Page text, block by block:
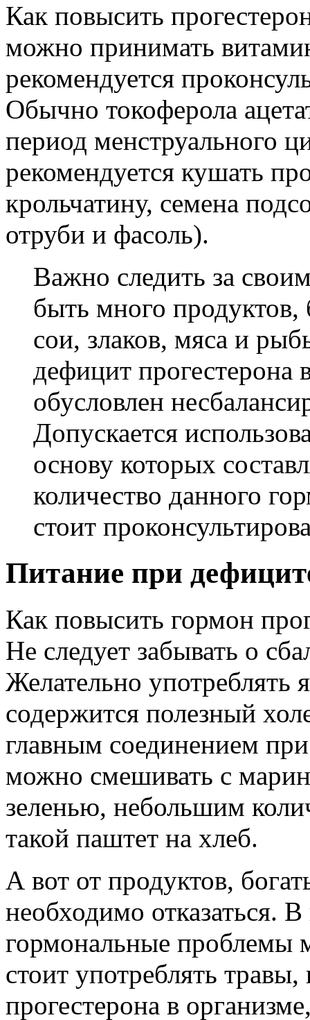
Как повысить
можно принимать
рекомендуется
Обычно токоферола
период менструального
рекомендуется кушать
крольчатину, семена
отруби и фасоль).
Важно следить за
быть много
сои, злаков, мяса и
дефицит прогестерона
обусловлен
Допускается
основу которых
количество данного
стоит
Питание при
Как повысить гормон
Не следует забывать о
Желательно употреблять
содержится полезный
главным соединением
можно смешивать с
зеленью, небольшим
такой паштет на хлеб.
А вот от продуктов,
необходимо отказаться.
гормональные проблемы
стоит употреблять
прогестерона в